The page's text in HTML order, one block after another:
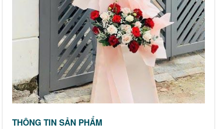
THÔNG TIN SẢN PHẨM